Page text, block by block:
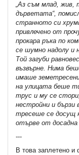
„Аз съм млад, жив,
дърветата“,
странното си
привлечено от
прокара ръка по
се шумно надолу и
Той загуби
възвърне. Нима
имаше
на улицата беше
трус и му се
нестройни и бързи
тресеше се досущ
отърве от досадна
---
В това заплетено